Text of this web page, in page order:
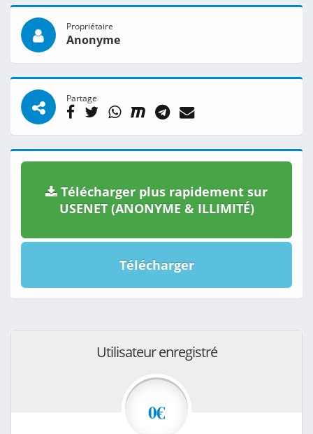
Propriétaire
Anonyme
Partage
Télécharger plus rapidement sur
USENET (ANONYME & ILLIMITÉ)
Télécharger
Utilisateur enregistré
0€